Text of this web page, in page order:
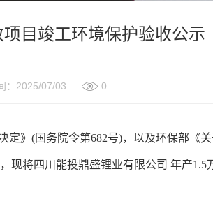
目竣工环境保护验收公示
：2025/07/03 0
定》(国务院令第682号)，以及环保部《
现将四川能投鼎盛锂业有限公司 年产1.5